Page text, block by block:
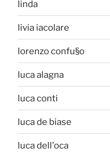
linda
livia iacolare
lorenzo confu§o
luca alagna
luca conti
luca de biase
luca dell'oca